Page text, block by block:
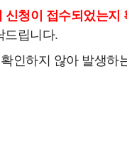
청이 접수되었는지
드립니다.
인하지 않아 발생하